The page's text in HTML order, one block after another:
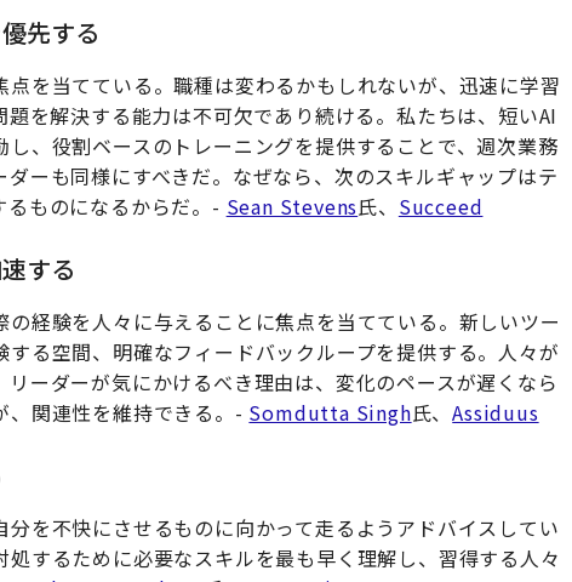
先する
を当てている。職種は変わるかもしれないが、迅速に学習
を解決する能力は不可欠であり続ける。私たちは、短いAI
、役割ベースのトレーニングを提供することで、週次業務
ーも同様にすべきだ。なぜなら、次のスキルギャップはテ
ものになるからだ。- Sean Stevens氏、 Succeed
する
経験を人々に与えることに焦点を当てている。新しいツー
る空間、明確なフィードバックループを提供する。人々が
ーダーが気にかけるべき理由は、変化のペースが遅くなら
、関連性を維持できる。- Somdutta Singh氏、Assiduus
を不快にさせるものに向かって走るようアドバイスしてい
するために必要なスキルを最も早く理解し、習得する人々